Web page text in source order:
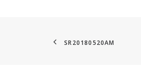
SR20180520AM